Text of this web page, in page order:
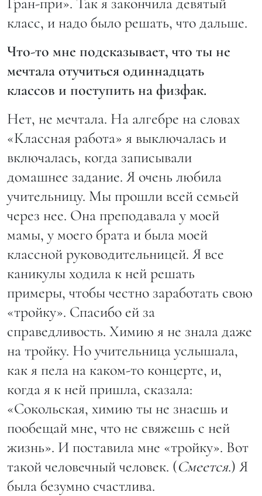
класс, и надо было решать, что дальше.
Что-то мне подсказывает, что ты не
мечтала отучиться одиннадцать
классов и поступить на физфак.
Нет, не мечтала. На алгебре на словах
«Классная работа» я выключалась и
включалась, когда записывали
домашнее задание. Я очень любила
учительницу. Мы прошли всей семьей
через нее. Она преподавала у моей
мамы, у моего брата и была моей
классной руководительницей. Я все
каникулы ходила к ней решать
примеры, чтобы честно заработать свою
«тройку». Спасибо ей за
справедливость. Химию я не знала даже
на тройку. Но учительница услышала,
как я пела на каком-то концерте, и,
когда я к ней пришла, сказала:
«Сокольская, химию ты не знаешь и
пообещай мне, что не свяжешь с ней
жизнь». И поставила мне «тройку». Вот
такой человечный человек. (Смеется.) Я
была безумно счастлива.